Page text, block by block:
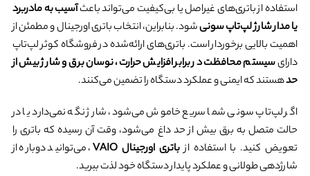
استفاده از باتری‌های غیراصل یا بی‌کیفیت می‌تواند باعثآسیب به مادربرد
یا مدار شارژ لپ‌تاپ سونیشود. بنابراین، انتخاب باتری اورجینال و مطمئن از
اهمیت بالایی برخوردار است. باتری‌های ارائه‌شده در فروشگاه کوثر لپ‌تاپ
دارایسیستم محافظت در برابر افزایش حرارت، نوسان برق و شارژ بیش از
حدهستند که ایمنی و عملکرد دستگاه را تضمین می‌کنند.
اگر لپ‌تاپ سونی شما سریع خاموش می‌شود، شارژ نگه نمی‌دارد یا در
حالت متصل به برق بیش از حد داغ می‌شود، وقت آن رسیده که باتری را
تعویض کنید. با استفاده ازباتری اورجینال VAIO
، می‌توانید دوباره از
شارژدهی طولانی و عملکرد پایدار دستگاه خود لذت ببرید.